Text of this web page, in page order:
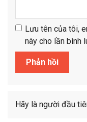
Lưu tên của tôi,
này cho lần bình
Hãy là người đầu